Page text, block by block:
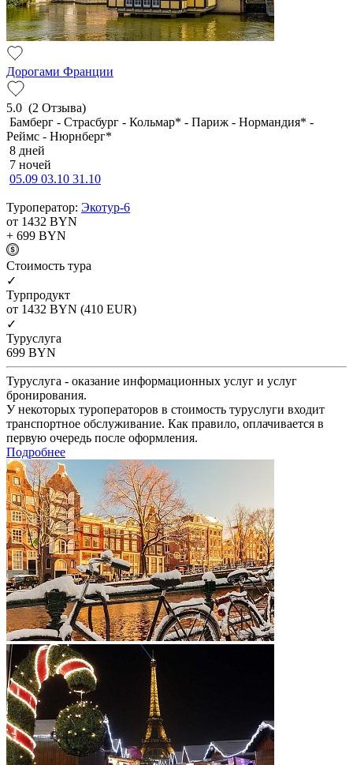
Дорогами Франции
5.0 (2 Отзыва)
Бамберг - Страсбург - Кольмар* - Париж - Нормандия* -
Реймс - Нюрнберг*
8 дней
7 ночей
05.09 03.10 31.10
Туроператор: Экотур-6
от 1432 BYN
+ 699 BYN
Cтоимость тура
✓
Турпродукт
от 1432 BYN (410 EUR)
✓
Туруслуга
699 BYN
Туруслуга - оказание информационных услуг и услуг
бронирования.
У некоторых туроператоров в стоимость туруслуги входит
транспортное обслуживание. Как правило, оплачивается в
первую очередь после оформления.
Подробнее